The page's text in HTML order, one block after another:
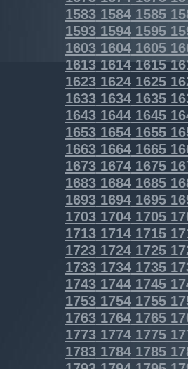
158315841585
159315941595
160316041605
161316141615
162316241625
163316341635
164316441645
165316541655
166316641665
167316741675
168316841685
169316941695
170317041705
171317141715
172317241725
173317341735
174317441745
175317541755
176317641765
177317741775
178317841785